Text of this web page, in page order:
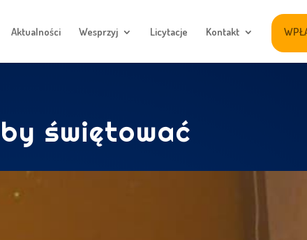
Aktualności Wesprzyj Licytacje Kontakt
świętować